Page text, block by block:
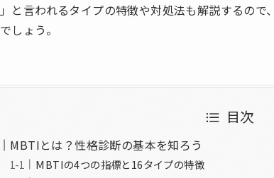
と言われるタイプの特徴や対処法も解説するの
しょう。
目次
MBTIとは？性格診断の基本を知ろう
MBTIの4つの指標と16タイプの特徴